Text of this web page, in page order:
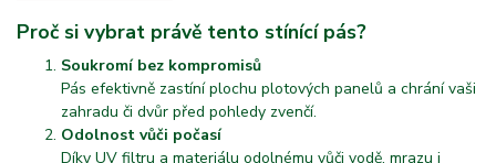
Proč si vybrat právě tento stínící pás?
Soukromí bez kompromisů
Pás efektivně zastíní plochu plotových panelů a chrání vaši
zahradu či dvůr před pohledy zvenčí.
Odolnost vůči počasí
Díky UV filtru a materiálu odolnému vůči vodě, mrazu i